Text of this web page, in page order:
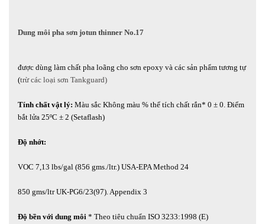
Dung môi pha sơn jotun thinner No.17
được dùng làm chất pha loãng cho sơn epoxy và các sản phẩm tương tự
(trừ các loại sơn Tankguard)
Tính chất vật lý: Màu sắc Không màu % thể tích chất rắn* 0 ± 0. Điểm
bắt lửa 25ºC ± 2 (Setaflash)
Độ nhớt:
VOC 7,13 lbs/gal (856 gms./ltr.) USA-EPA Method 24
850 gms/ltr UK-PG6/23(97). Appendix 3
Độ bền với dung môi * Theo tiêu chuẩn ISO 3233:1998 (E)